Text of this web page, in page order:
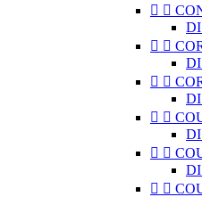
 
 
 
 
 
 